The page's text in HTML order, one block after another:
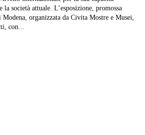
L’esposizione, promossa
organizzata da Civita Mostre e Musei,
con...